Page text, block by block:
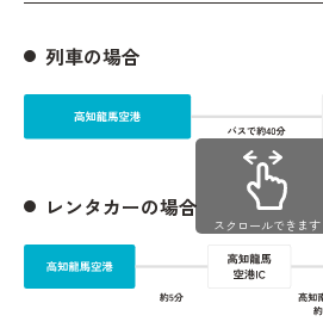
列車の場合
レンタカーの場合
スクロールできます